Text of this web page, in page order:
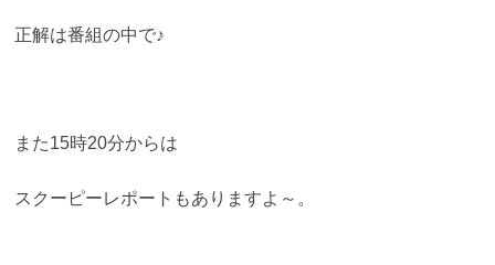
正解は番組の中で♪
また15時20分からは
スクーピーレポートもありますよ～。